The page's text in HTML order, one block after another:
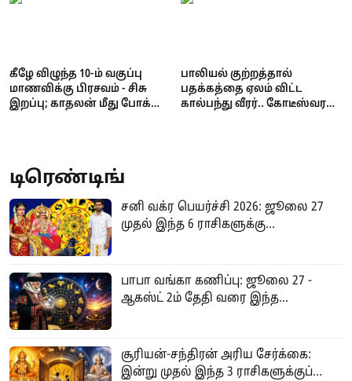
கீழே விழுந்த 10-ம் வகுப்பு
மாணவிக்கு பிரசவம் - சிசு
இறப்பு; காதலன் மீது போக்சோ
பாலியல் குற்றத்தால்
பதக்கத்தை ஏலம் விட்ட
கால்பந்து வீரர்.. கோடீஸ்வரன்
டிரெண்டிங்
சனி வக்ர பெயர்ச்சி 2026: ஜூலை 27
முதல் இந்த 6 ராசிகளுக்கு...
பாபா வங்கா கணிப்பு: ஜூலை 27 -
ஆகஸ்ட் 2ம் தேதி வரை இந்த...
சூரியன்-சந்திரன் அரிய சேர்க்கை:
இன்று முதல் இந்த 3 ராசிகளுக்குப்...